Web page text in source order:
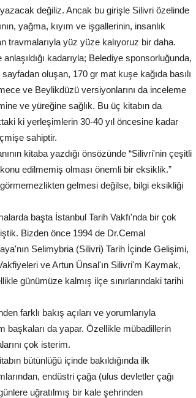
değiliz. Ancak bu girişle Silivri özelinde
yağma, kıyım ve işgallerinin, insanlık
travmalarıyla yüz yüze kalıyoruz bir daha.
kadarıyla; Belediye sponsorluğunda,
oluşan, 170 gr mat kuşe kağıda basılı
ve Beylikdüzü versiyonlarını da inceleme
ve yüreğine sağlık. Bu üç kitabın da
ki yerleşimlerin 30-40 yıl öncesine kadar
sahiptir.
kitaba yazdığı önsözünde “Silivri'nin çeşitli
edilmemiş olması önemli bir eksiklik.”
gelmesi değilse, bilgi eksikliği
başta İstanbul Tarih Vakfı'nda bir çok
Bizden önce 1994 de Dr.Cemal
Selimybria (Silivri) Tarih İçinde Gelişimi,
ve Artun Ünsal'ın Silivri'm Kaymak,
günümüze kalmış ilçe sınırlarındaki tarihi
farklı bakış açıları ve yorumlarıyla
başkaları da yapar. Özellikle mübadillerin
çok isterim.
bütünlüğü içinde bakıldığında ilk
endüstri çağa (ulus devletler çağı
uğratılmış bir kale şehrinden